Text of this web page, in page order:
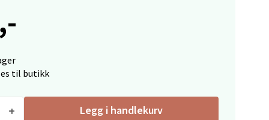
til butikk
Legg i handlekurv